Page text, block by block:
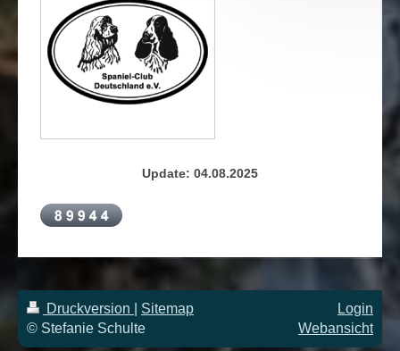
Update: 04.08.2025
Druckversion
Sitemap
© Stefanie Schulte
Login
Webansicht